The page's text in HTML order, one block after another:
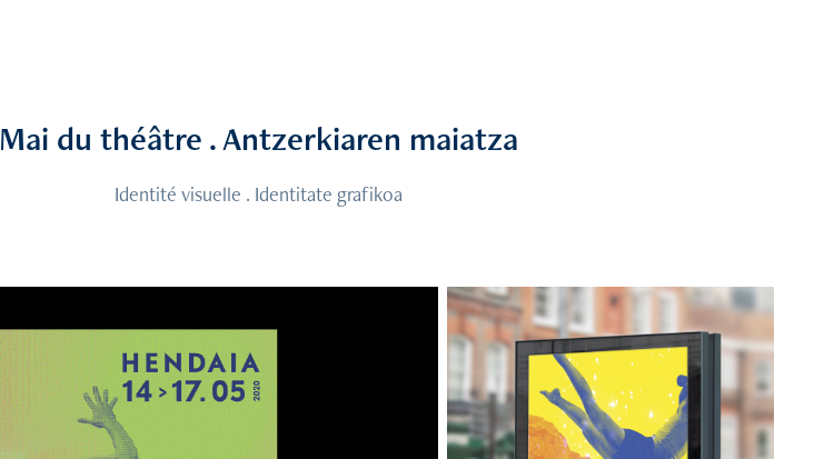
Mai du théâtre . Antzerkiaren maiatza
Identité visuelle . Identitate grafikoa